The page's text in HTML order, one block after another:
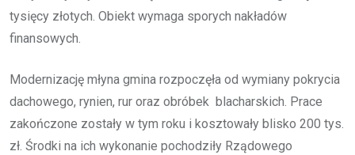
tysięcy złotych. Obiekt wymaga sporych nakładów
finansowych.
Modernizację młyna gmina rozpoczęła od wymiany pokrycia
dachowego, rynien, rur oraz obróbek blacharskich. Prace
zakończone zostały w tym roku i kosztowały blisko 200 tys.
zł. Środki na ich wykonanie pochodziły Rządowego